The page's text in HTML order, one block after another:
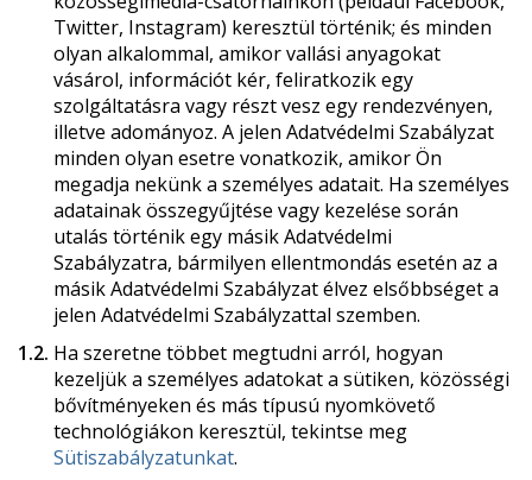
Twitter, Instagram) keresztül történik; és minden
olyan alkalommal, amikor vallási anyagokat
vásárol, információt kér, feliratkozik egy
szolgáltatásra vagy részt vesz egy rendezvényen,
illetve adományoz. A jelen Adatvédelmi Szabályzat
minden olyan esetre vonatkozik, amikor Ön
megadja nekünk a személyes adatait. Ha személyes
adatainak összegyűjtése vagy kezelése során
utalás történik egy másik Adatvédelmi
Szabályzatra, bármilyen ellentmondás esetén az a
másik Adatvédelmi Szabályzat élvez elsőbbséget a
jelen Adatvédelmi Szabályzattal szemben.
1.2. Ha szeretne többet megtudni arról, hogyan
kezeljük a személyes adatokat a sütiken, közösségi
bővítményeken és más típusú nyomkövető
technológiákon keresztül, tekintse meg
Sütiszabályzatunkat.